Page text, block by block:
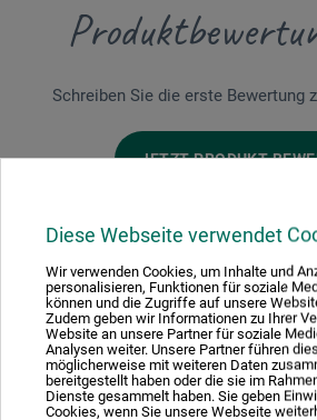
Diese Webseite verwendet
Wir verwenden Cookies, um Inhalte und
personalisieren, Funktionen für soziale
können und die Zugriffe auf unsere
Zudem geben wir Informationen zu Ihrer
Website an unsere Partner für soziale
Analysen weiter. Unsere Partner führen
möglicherweise mit weiteren Daten
bereitgestellt haben oder die sie im
Dienste gesammelt haben. Sie geben
Cookies, wenn Sie unsere Webseite
Schreiben Sie die erste Bewertung
JETZT PRODUKT
Hersteller-
Hier finden Sie die Kontaktdaten
diesem Produkt.